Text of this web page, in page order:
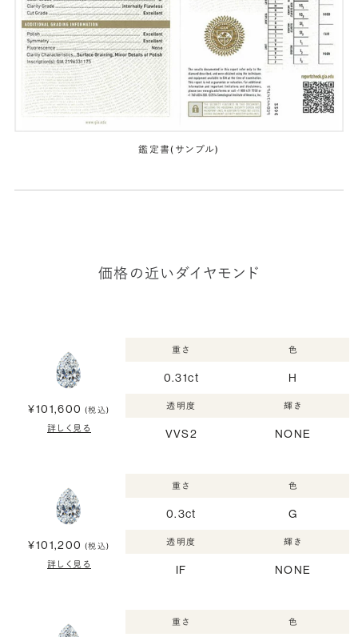
鑑定書(サンプル)
価格の近いダイヤモンド
¥101,600 (税込)
詳しく見る
重さ
0.31ct
色
H
透明度
VVS2
輝き
NONE
¥101,200 (税込)
詳しく見る
重さ
0.3ct
色
G
透明度
IF
輝き
NONE
重さ 色